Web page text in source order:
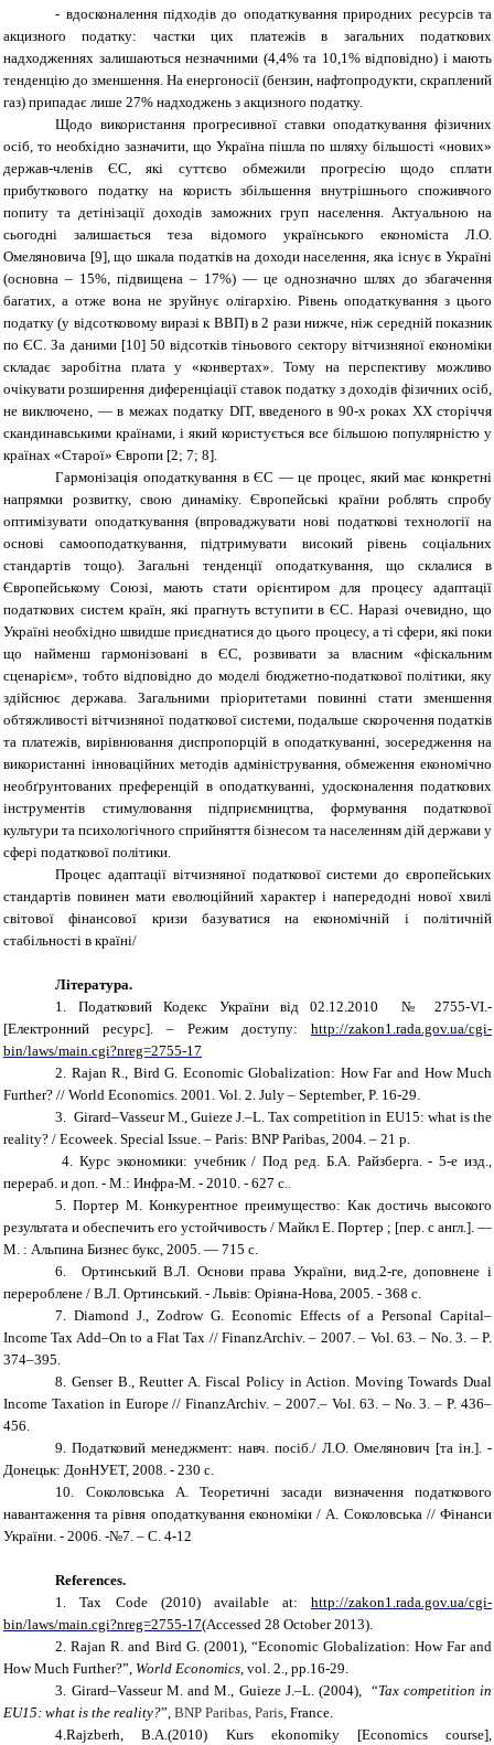
- вдосконалення підходів до оподаткування природних ресурсів та
акцизного податку: частки цих платежів в загальних податкових
надходженнях залишаються незначними (4,4% та 10,1% відповідно) і мають
тенденцію до зменшення. На енергоносії (бензин, нафтопродукти, скраплений
газ) припадає лише 27% надходжень з акцизного податку.
Щодо використання прогресивної ставки оподаткування фізичних
осіб, то необхідно зазначити, що Україна пішла по шляху більшості «нових»
держав-членів ЄС, які суттєво обмежили прогресію щодо сплати
прибуткового податку на користь збільшення внутрішнього споживчого
попиту та детінізації доходів заможних груп населення. Актуальною на
сьогодні залишається теза відомого українського економіста Л.О.
Омеляновича [9], що шкала податків на доходи населення, яка існує в Україні
(основна – 15%, підвищена – 17%) ― це однозначно шлях до збагачення
багатих, а отже вона не зруйнує олігархію. Рівень оподаткування з цього
податку (у відсотковому виразі к ВВП) в 2 рази нижче, ніж середній показник
по ЄС. За даними [10] 50 відсотків тіньового сектору вітчизняної економіки
складає заробітна плата у «конвертах». Тому на перспективу можливо
очікувати розширення диференціації ставок податку з доходів фізичних осіб,
не виключено, ― в межах податку DІТ, введеного в 90-х роках ХХ сторіччя
скандинавськими країнами, і який користується все більшою популярністю у
країнах «Старої» Європи [2; 7; 8].
Гармонізація оподаткування в ЄС ― це процес, який має конкретні
напрямки розвитку, свою динаміку. Європейські країни роблять спробу
оптимізувати оподаткування (впроваджувати нові податкові технології на
основі самооподаткування, підтримувати високий рівень соціальних
стандартів тощо). Загальні тенденції оподаткування, що склалися в
Європейському Союзі, мають стати орієнтиром для процесу адаптації
податкових систем країн, які прагнуть вступити в ЄС. Наразі очевидно, що
Україні необхідно швидше приєднатися до цього процесу, а ті сфери, які поки
що найменш гармонізовані в ЄС, розвивати за власним «фіскальним
сценарієм», тобто відповідно до моделі бюджетно-податкової політики, яку
здійснює держава. Загальними пріоритетами повинні стати зменшення
обтяжливості вітчизняної податкової системи, подальше скорочення податків
та платежів, вирівнювання диспропорцій в оподаткуванні, зосередження на
використанні інноваційних методів адміністрування, обмеження економічно
необґрунтованих преференцій в оподаткуванні, удосконалення податкових
інструментів стимулювання підприємництва, формування податкової
культури та психологічного сприйняття бізнесом та населенням дій держави у
сфері податкової політики.
Процес адаптації вітчизняної податкової системи до європейських
стандартів повинен мати еволюційний характер і напередодні нової хвилі
світової фінансової кризи базуватися на економічній і політичній
стабільності в країні/
Література.
1. Податковий Кодекс України від 02.12.2010 № 2755-VI.-
[Електронний ресурс]. – Режим доступу: http://zakon1.rada.gov.ua/cgi-
bin/laws/main.cgi?nreg=2755-17
2. RajanR., BirdG. Economic Globalization: How Far and How Much
Further? // World Economics. 2001. Vol. 2. July – September, P. 16-29.
3. Girard–Vasseur M., Guieze J.–L. Tax competition in EU15: what is the
reality? / Ecoweek. Special Issue. – Paris: BNP Paribas, 2004. – 21 p.
4. Курс экономики: учебник / Под ред. Б.А. Райзберга. - 5-е изд.,
перераб. и доп. - М.: Инфра-М. - 2010. - 627 с..
5.Портер М. Конкурентное преимущество: Как достичь высокого
результата и обеспечить его устойчивость / Майкл Е. Портер ; [пер. с англ.]. —
М. : Альпина Бизнес букс, 2005. — 715 с.
6.
Ортинський В.Л. Основи права України, вид.2-ге, доповнене і
перероблене / В.Л. Ортинський. - Львів: Оріяна-Нова, 2005. - 368 с.
7.Diamond J., Zodrow G. Economic Effects of a Personal Capital–
Income Tax Add–On to a Flat Tax // FinanzArchiv. – 2007. – Vol. 63. – No. 3. – P.
374–395.
8. Genser B., Reutter A. Fiscal Policy in Action. Moving Towards Dual
Income Taxation in Europe // FinanzArchiv. – 2007.– Vol. 63. – No. 3. – P. 436–
456.
9.Податковий менеджмент: навч. посіб./ Л.О. Омелянович [та ін.]. -
Донецьк: ДонНУЕТ, 2008. - 230 с.
10. Соколовська А. Теоретичні засади визначення податкового
навантаження та рівня оподаткування економіки / А. Соколовська // Фінанси
України. - 2006. -№7. – С. 4-12
References.
1.Tax Code (2010) available at:http://zakon1.rada.gov.ua/cgi-
bin/laws/main.cgi?nreg=2755-17(Accessed 28 October 2013).
2.Rajan R. and Bird G.(2001), “Economic Globalization: How Far and
How Much Further?”, World Economics, vol. 2., pp.16-29.
3. Girard–Vasseur M.and M., Guieze J.–L.(2004), “Tax competition in
EU15: what is the reality?”, BNP Paribas, Paris, France.
4.Rajzberh,B.A.(2010) Kurs ekonomiky[Economics course],